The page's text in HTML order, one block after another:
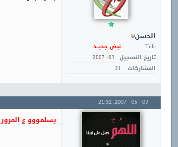
الحسن
Title
نبض جديــد
تاريخ التسجيل 03- 2007
المشاركات
21
09 - 05 - 2007,
21:32
يسلمووو ع المرور